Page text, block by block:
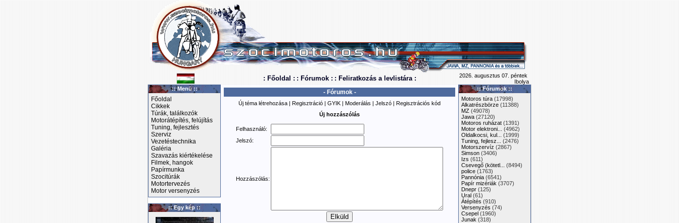
: Főoldal : : Fórumok : : Feliratkozás a levlistára :
2026. augusztus 07. péntek
Ibolya
:: Menü ::
Főoldal
Cikkek
Túrák, találkozók
Motorátépítés, felújítás
Tuning, fejlesztés
Szerviz
Vezetéstechnika
Galéria
Szavazás kiértékelése
Filmek, hangok
Papírmunka
Szocitúrák
Motortervezés
Motor versenyzés
:: Egy kép ::
- Fórumok -
Új téma létrehozása | Regisztráció | GYIK | Moderálás | Jelszó | Regisztrációs kód
Új hozzászólás
Felhasználó:
Jelszó:
Hozzászólás:
:: Fórumok ::
Motoros túra (17998)
Alkatrészbörze (11388)
MZ (49078)
Jawa (27120)
Motoros ruházat (1391)
Motor elektroni...
(4962)
Oldalkocsi, kul...
(1999)
Tuning, fejlesz...
(2476)
Motorszervíz (2867)
Simson (3406)
Izs (611)
Csevegő (kötetl...
(8494)
police (1763)
Pannónia (6541)
Papír mizériák (3707)
Dnepr (125)
Ural (61)
Átépítés (910)
Versenyzés (74)
Csepel (1960)
Junak (318)